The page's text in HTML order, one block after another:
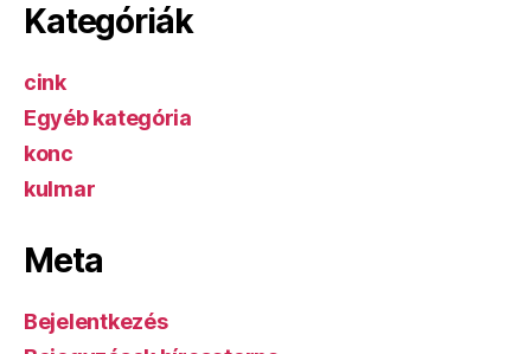
Kategóriák
cink
Egyéb kategória
konc
kulmar
Meta
Bejelentkezés